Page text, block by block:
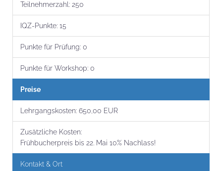
Teilnehmer­zahl: 250
IQZ-Punkte: 15
Punkte für Prüfung: 0
Punkte für Workshop: 0
Preise
Lehrgangs­kosten: 650,00 EUR
Zusätzliche Kosten:
Frühbucherpreis bis 22. Mai 10% Nachlass!
Kontakt & Ort